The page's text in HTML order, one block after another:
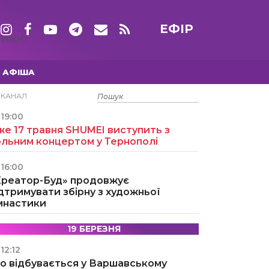
ЕФІР
АФІША
15 ТРАВНЯ
19:00
17 травня SHUMEI виступить з
концертом у Тернополі
16:00
Буд» продовжує
збірну з художньої
19 БЕРЕЗНЯ
12:12
відбувається у Варшавському